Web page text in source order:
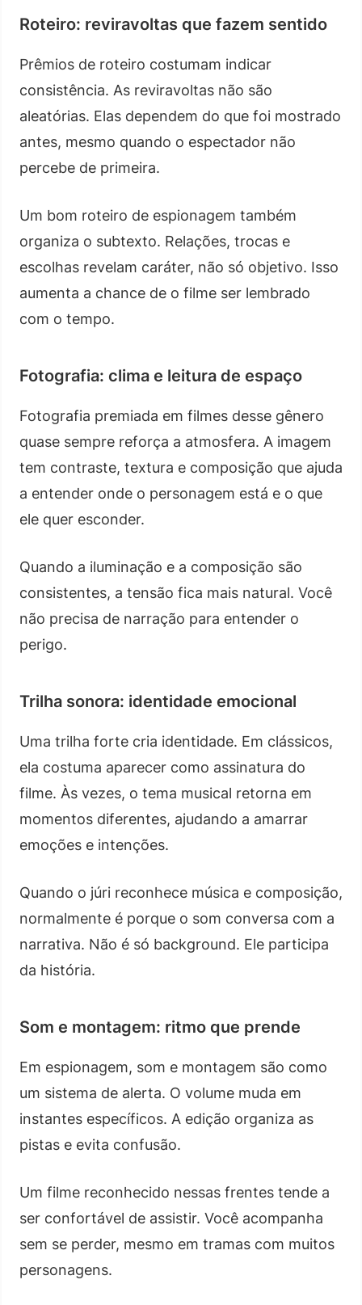
Roteiro: reviravoltas que fazem sentido
Prêmios de roteiro costumam indicar
consistência. As reviravoltas não são
aleatórias. Elas dependem do que foi mostrado
antes, mesmo quando o espectador não
percebe de primeira.
Um bom roteiro de espionagem também
organiza o subtexto. Relações, trocas e
escolhas revelam caráter, não só objetivo. Isso
aumenta a chance de o filme ser lembrado
com o tempo.
Fotografia: clima e leitura de espaço
Fotografia premiada em filmes desse gênero
quase sempre reforça a atmosfera. A imagem
tem contraste, textura e composição que ajuda
a entender onde o personagem está e o que
ele quer esconder.
Quando a iluminação e a composição são
consistentes, a tensão fica mais natural. Você
não precisa de narração para entender o
perigo.
Trilha sonora: identidade emocional
Uma trilha forte cria identidade. Em clássicos,
ela costuma aparecer como assinatura do
filme. Às vezes, o tema musical retorna em
momentos diferentes, ajudando a amarrar
emoções e intenções.
Quando o júri reconhece música e composição,
normalmente é porque o som conversa com a
narrativa. Não é só background. Ele participa
da história.
Som e montagem: ritmo que prende
Em espionagem, som e montagem são como
um sistema de alerta. O volume muda em
instantes específicos. A edição organiza as
pistas e evita confusão.
Um filme reconhecido nessas frentes tende a
ser confortável de assistir. Você acompanha
sem se perder, mesmo em tramas com muitos
personagens.